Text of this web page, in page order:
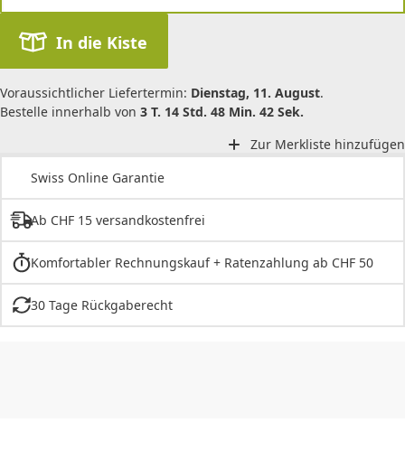
In die Kiste
Voraussichtlicher Liefertermin: Dienstag, 11. August.
Bestelle innerhalb von 3 T. 14 Std. 48 Min. 42 Sek.
Zur Merkliste hinzufügen
Swiss Online Garantie
Ab CHF 15 versandkostenfrei
Komfortabler Rechnungskauf + Ratenzahlung ab CHF 50
30 Tage Rückgaberecht